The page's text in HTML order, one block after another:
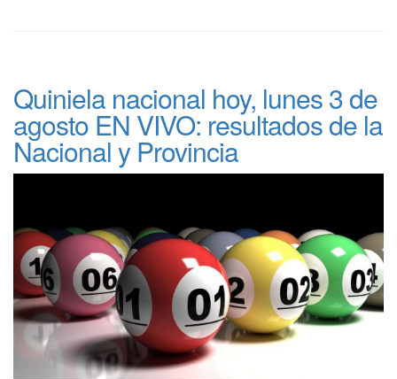
Quiniela nacional hoy, lunes 3 de
agosto EN VIVO: resultados de la
Nacional y Provincia